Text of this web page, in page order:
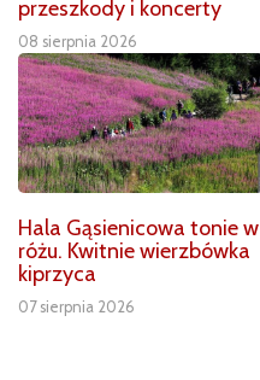
przeszkody i koncerty
08 sierpnia 2026
Hala Gąsienicowa tonie w
różu. Kwitnie wierzbówka
kiprzyca
07 sierpnia 2026